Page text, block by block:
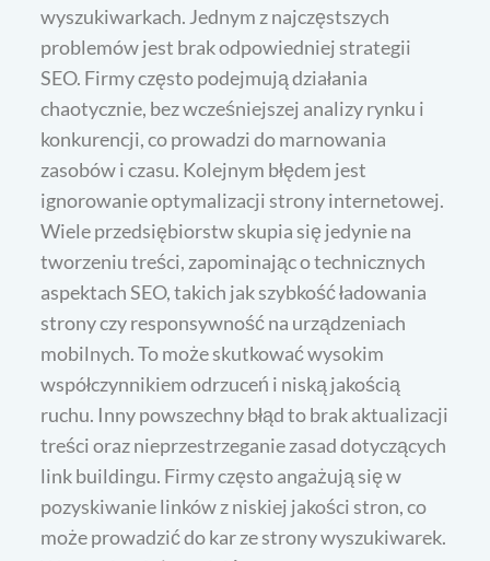
wyszukiwarkach. Jednym z najczęstszych
problemów jest brak odpowiedniej strategii
SEO. Firmy często podejmują działania
chaotycznie, bez wcześniejszej analizy rynku i
konkurencji, co prowadzi do marnowania
zasobów i czasu. Kolejnym błędem jest
ignorowanie optymalizacji strony internetowej.
Wiele przedsiębiorstw skupia się jedynie na
tworzeniu treści, zapominając o technicznych
aspektach SEO, takich jak szybkość ładowania
strony czy responsywność na urządzeniach
mobilnych. To może skutkować wysokim
współczynnikiem odrzuceń i niską jakością
ruchu. Inny powszechny błąd to brak aktualizacji
treści oraz nieprzestrzeganie zasad dotyczących
link buildingu. Firmy często angażują się w
pozyskiwanie linków z niskiej jakości stron, co
może prowadzić do kar ze strony wyszukiwarek.